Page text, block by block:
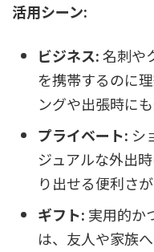
活用シーン:
ビジネス:名刺や
を携帯するのに
ングや出張時に
プライベート: シ
ジュアルな外出
り出せる便利さが
ギフト: 実用的か
は、友人や家族